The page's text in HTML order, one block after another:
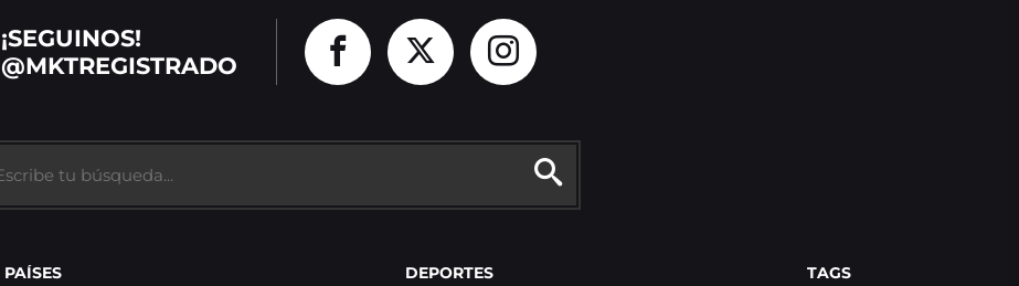
¡SEGUINOS!
@MKTREGISTRADO
PAÍSES DEPORTES TAGS